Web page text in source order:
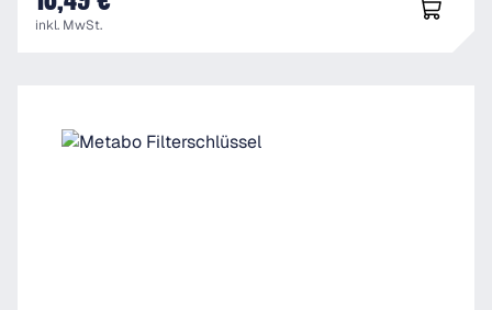
inkl. MwSt.